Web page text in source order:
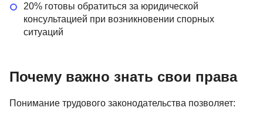
20% готовы обратиться за юридической
консультацией при возникновении спорных
ситуаций
Почему важно знать свои права
Понимание трудового законодательства позволяет: